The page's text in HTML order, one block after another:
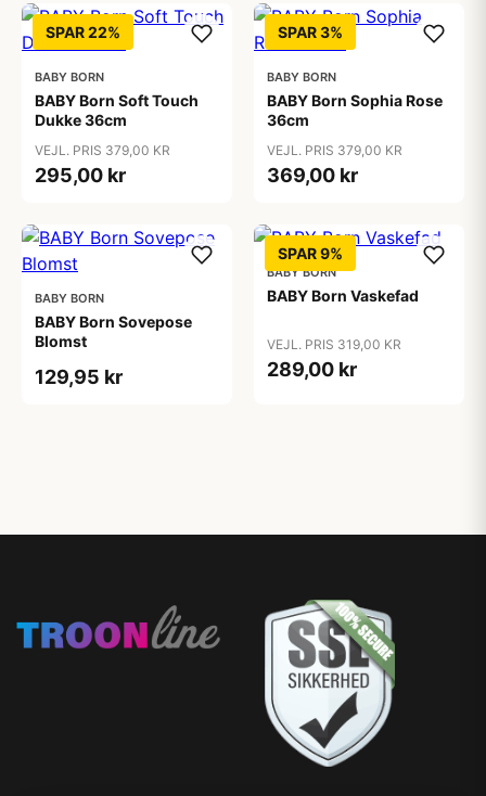
SPAR 22%
BABY BORN
BABY Born Soft Touch
Dukke 36cm
VEJL. PRIS 379,00 KR
295,00 kr
SPAR 3%
BABY BORN
BABY Born Sophia Rose
36cm
VEJL. PRIS 379,00 KR
369,00 kr
BABY BORN
BABY Born Sovepose
Blomst
129,95 kr
SPAR 9%
BABY BORN
BABY Born Vaskefad
VEJL. PRIS 319,00 KR
289,00 kr